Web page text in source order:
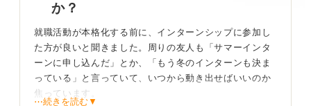
か？
就職活動が本格化する前に、インターンシップに参加し
た方が良いと聞きました。周りの友人も「サマーインタ
ーンに申し込んだ」とか、「もう冬のインターンも決ま
っている」と言っていて、いつから動き出せばいいのか
焦っています。
⋯続きを読む▼